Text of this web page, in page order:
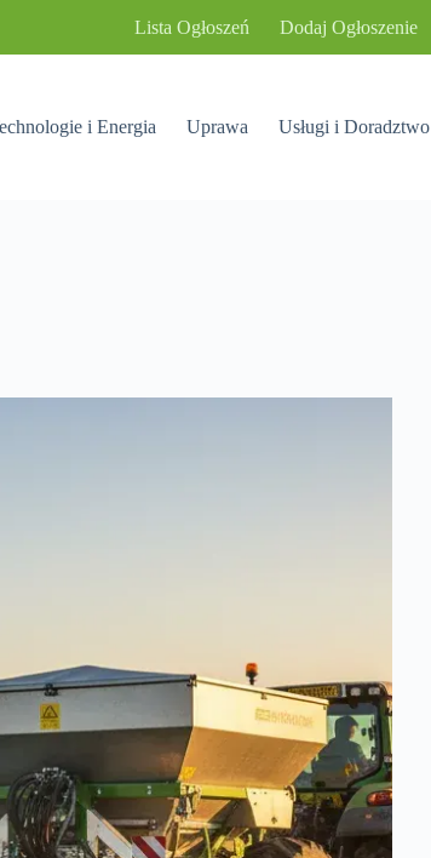
Lista Ogłoszeń Dodaj Ogłoszenie
i Energia Uprawa Usługi i Doradztwo